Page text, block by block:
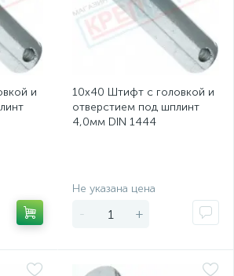
и
10х40 Штифт с головкой и
отверстием под шплинт
4,0мм DIN 1444
Не указана цена
- +